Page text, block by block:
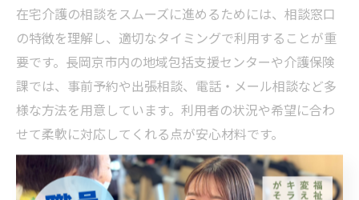
在宅介護の相談をスムーズに進めるためには、相談窓口
の特徴を理解し、適切なタイミングで利用することが重
要です。長岡京市内の地域包括支援センターや介護保険
課では、事前予約や出張相談、電話・メール相談など多
様な方法を用意しています。利用者の状況や希望に合わ
せて柔軟に対応してくれる点が安心材料です。
相談時には、介護を受ける方の健康状態や日常生活の困
りごと、家族の負担感などを具体的に伝えるよう心がけ